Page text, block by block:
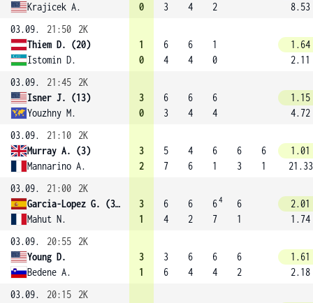
Krajicek A.
0
3
4
2
8.53
03.09.
21:50
2K
Thiem D. (20)
Istomin D.
1
0
6
4
6
4
1
0
1.64
2.11
03.09.
21:45
2K
Isner J. (13)
Youzhny M.
3
0
6
3
6
4
6
4
1.15
4.72
03.09.
21:10
2K
Murray A. (3)
Mannarino A.
3
2
5
7
4
6
6
1
6
3
6
1
1.01
21.33
03.09.
21:00
2K
Garcia-Lopez G. (31)
Mahut N.
3
1
6
4
6
2
64
7
6
1
2.01
1.74
03.09.
20:55
2K
Young D.
Bedene A.
3
1
3
6
6
4
6
4
6
2
1.61
2.18
03.09.
20:15
2K